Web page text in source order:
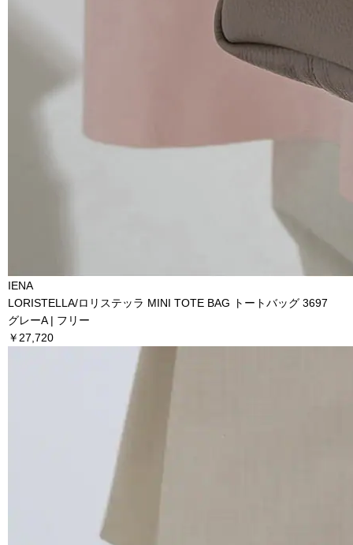
IENA
LORISTELLA/ロリステッラ MINI TOTE BAG トートバッグ 3697
グレーA | フリー
￥27,720